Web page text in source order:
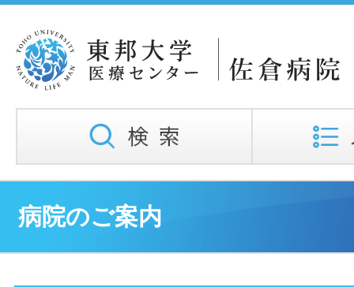
病院のご案内